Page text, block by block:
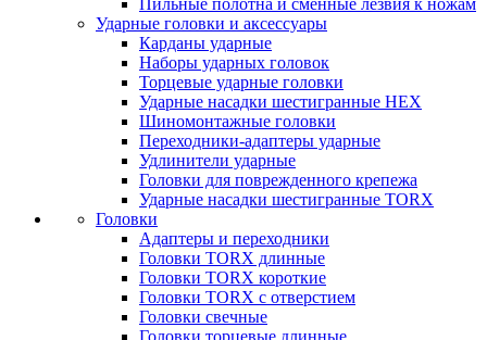
Пильные полотна и сменные лезвия к ножам
Ударные головки и аксессуары
Карданы ударные
Наборы ударных головок
Торцевые ударные головки
Ударные насадки шестигранные HEX
Шиномонтажные головки
Переходники-адаптеры ударные
Удлинители ударные
Головки для поврежденного крепежа
Ударные насадки шестигранные TORX
Головки
Адаптеры и переходники
Головки TORX длинные
Головки TORX короткие
Головки TORX с отверстием
Головки свечные
Головки торцевые длинные